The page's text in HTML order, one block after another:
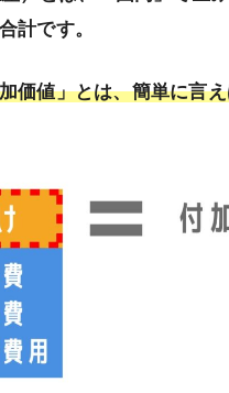
計です。
価値」とは、簡単に言